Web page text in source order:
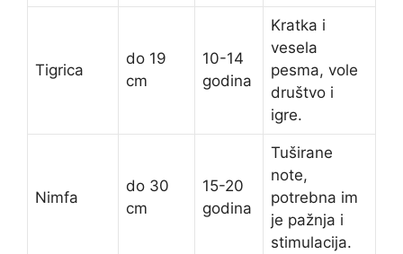
Tigrica
do 19
cm
10-14
godina
Kratka i
vesela
pesma, vole
društvo i
igre.
Nimfa
do 30
cm
15-20
godina
Tuširane
note,
potrebna im
je pažnja i
stimulacija.